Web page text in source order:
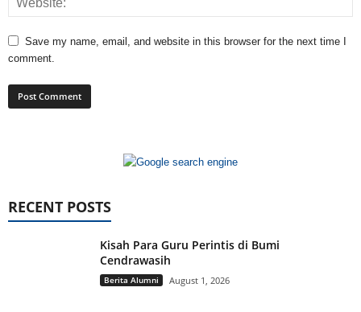
Save my name, email, and website in this browser for the next time I
comment.
RECENT POSTS
Kisah Para Guru Perintis di Bumi
Cendrawasih
Berita Alumni August 1, 2026